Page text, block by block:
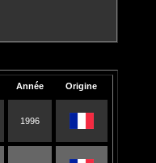
Année Origine
1996